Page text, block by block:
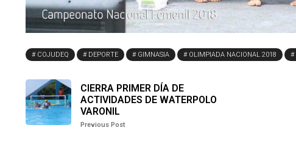
COJUDEQ DEPORTE GIMNASIA OLIMPIADA NACIONAL 2018
CIERRA PRIMER DÍA DE
ACTIVIDADES DE WATERPOLO
VARONIL
Previous Post